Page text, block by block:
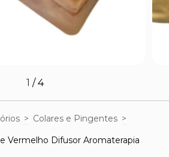
1 /4
> Colares e Pingentes >
Vermelho Difusor Aromaterapia